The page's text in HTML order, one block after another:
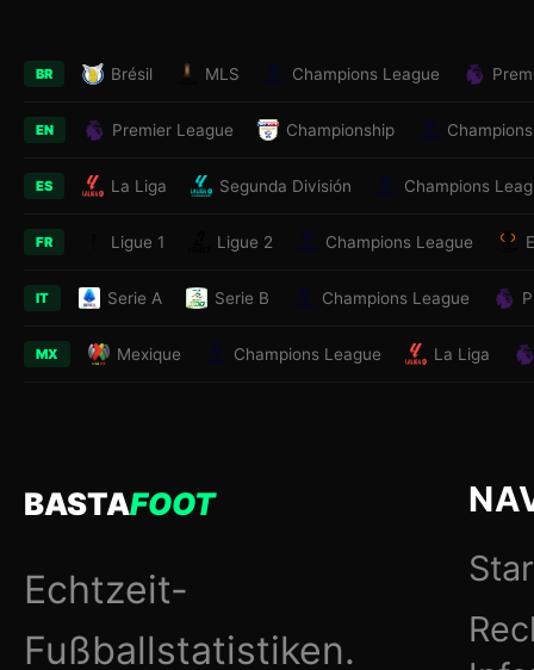
BR Brésil MLS Champions League
EN Premier League Championship
ES La Liga Segunda División Champions
FR Ligue 1 Ligue 2 Champions League
IT Serie A Serie B Champions League
MX Mexique Champions League La Liga
BASTAFOOT
Echtzeit-
Fußballstatistiken.